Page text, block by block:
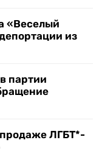
«Веселый
из
партии
ЛГБТ*-